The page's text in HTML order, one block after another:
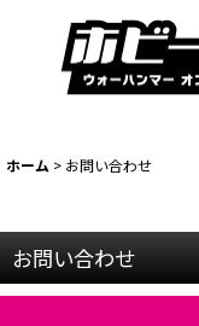
ホーム > お問い合わせ
お問い合わせ